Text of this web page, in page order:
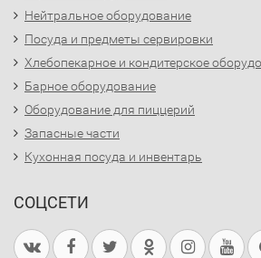
Нейтральное оборудование
Посуда и предметы сервировки
Хлебопекарное и кондитерское
Барное оборудование
Оборудование для пиццерий
Запасные части
Кухонная посуда и инвентарь
СОЦСЕТИ